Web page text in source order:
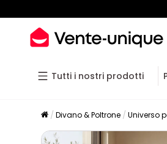
Tutti i nostri prodotti
Divano & Poltrone Universo